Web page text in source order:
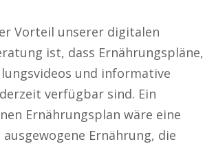
Vorteil unserer digitalen
ist, dass Ernährungspläne,
und informative
verfügbar sind. Ein
Ernährungsplan wäre eine
Ernährung, die